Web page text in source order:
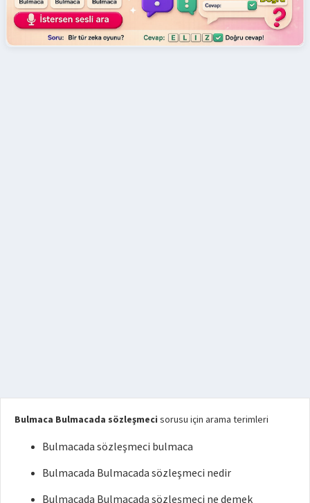
Bulmaca Bulmacada sözleşmeci sorusu için arama terimleri
Bulmacada sözleşmeci bulmaca
Bulmacada Bulmacada sözleşmeci nedir
Bulmacada Bulmacada sözleşmeci ne demek